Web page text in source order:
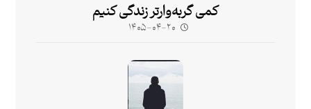
کمی گربه‌وارتر زندگی کنیم
۱۴۰۵-۰۴-۲۰